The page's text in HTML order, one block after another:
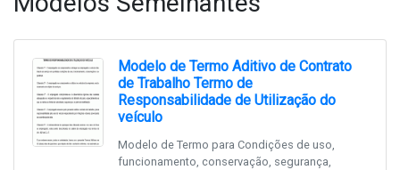
Modelo de Termo Aditivo de Contrato
de Trabalho Termo de
Responsabilidade de Utilização do
veículo
Modelo de Termo para Condições de uso,
funcionamento, conservação, segurança,